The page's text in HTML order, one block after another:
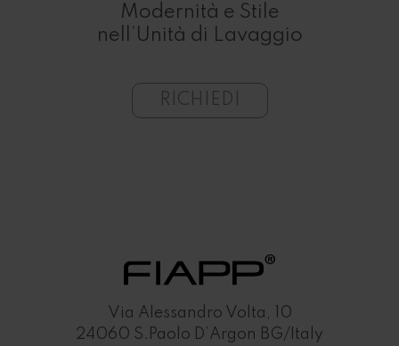
Modernità e Stile
nell’Unità di Lavaggio
RICHIEDI
Via Alessandro Volta, 10
24060 S.Paolo D’Argon BG/Italy